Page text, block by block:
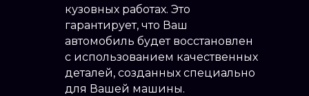
кузовных работах. Это
гарантирует, что Ваш
автомобиль будет восстановлен
с использованием качественных
деталей, созданных специально
для Вашей машины.